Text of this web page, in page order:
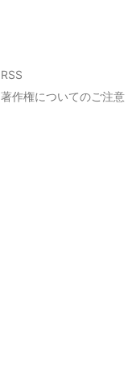
RSS
著作権についてのご注意